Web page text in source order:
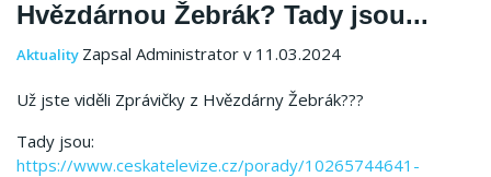
Hvězdárnou Žebrák? Tady jsou...
Aktuality Zapsal Administrator v 11.03.2024
Už jste viděli Zprávičky z Hvězdárny Žebrák???
Tady jsou:
https://www.ceskatelevize.cz/porady/10265744641-